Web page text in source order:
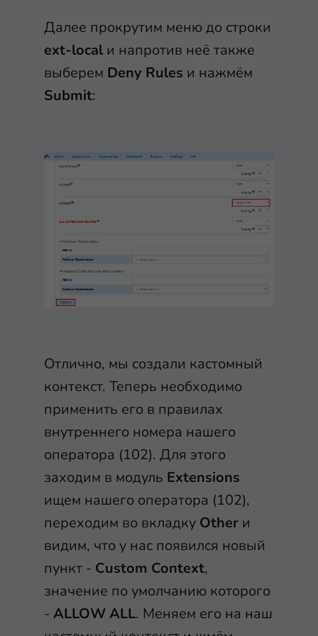
Далее прокрутим меню до строки
ext-local и напротив неё также
выберем Deny Rules и нажмём
Submit:
Отлично, мы создали кастомный
контекст. Теперь необходимо
применить его в правилах
внутреннего номера нашего
оператора (102). Для этого
заходим в модуль Extensions
ищем нашего оператора (102),
переходим во вкладку Other и
видим, что у нас появился новый
пункт - Custom Context,
значение по умолчанию которого
- ALLOW ALL. Меняем его на наш